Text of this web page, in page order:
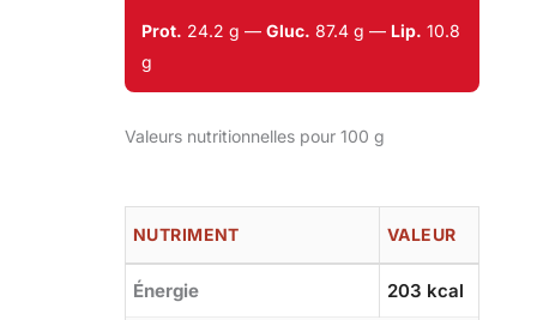
Prot. 24.2 g — Gluc. 87.4 g — Lip. 10.8
g
Valeurs nutritionnelles pour 100 g
NUTRIMENT VALEUR
Énergie 203 kcal